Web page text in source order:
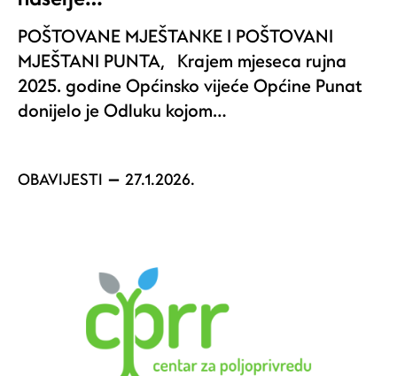
POŠTOVANE MJEŠTANKE I POŠTOVANI
MJEŠTANI PUNTA, Krajem mjeseca rujna
2025. godine Općinsko vijeće Općine Punat
donijelo je Odluku kojom…
OBAVIJESTI 27.1.2026.